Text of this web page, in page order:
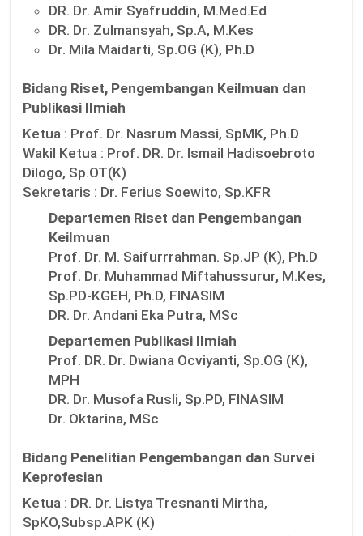
DR. Dr. Amir Syafruddin, M.Med.Ed
DR. Dr. Zulmansyah, Sp.A, M.Kes
Dr. Mila Maidarti, Sp.OG (K), Ph.D
Bidang Riset, Pengembangan Keilmuan dan
Publikasi Ilmiah
Ketua : Prof. Dr. Nasrum Massi, SpMK, Ph.D
Wakil Ketua : Prof. DR. Dr. Ismail Hadisoebroto
Dilogo, Sp.OT(K)
Sekretaris : Dr. Ferius Soewito, Sp.KFR
Departemen Riset dan Pengembangan
Keilmuan
Prof. Dr. M. Saifurrrahman. Sp.JP (K), Ph.D
Prof. Dr. Muhammad Miftahussurur, M.Kes,
Sp.PD-KGEH, Ph.D, FINASIM
DR. Dr. Andani Eka Putra, MSc
Departemen Publikasi Ilmiah
Prof. DR. Dr. Dwiana Ocviyanti, Sp.OG (K),
MPH
DR. Dr. Musofa Rusli, Sp.PD, FINASIM
Dr. Oktarina, MSc
Bidang Penelitian Pengembangan dan Survei
Keprofesian
Ketua : DR. Dr. Listya Tresnanti Mirtha,
SpKO,Subsp.APK (K)